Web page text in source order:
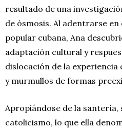
resultado de una
de ósmosis. Al adentrarse
popular cubana, Ana
adaptación cultural y
dislocación de la experiencia
y murmullos de formas
Apropiándose de la santería,
catolicismo, lo que ella